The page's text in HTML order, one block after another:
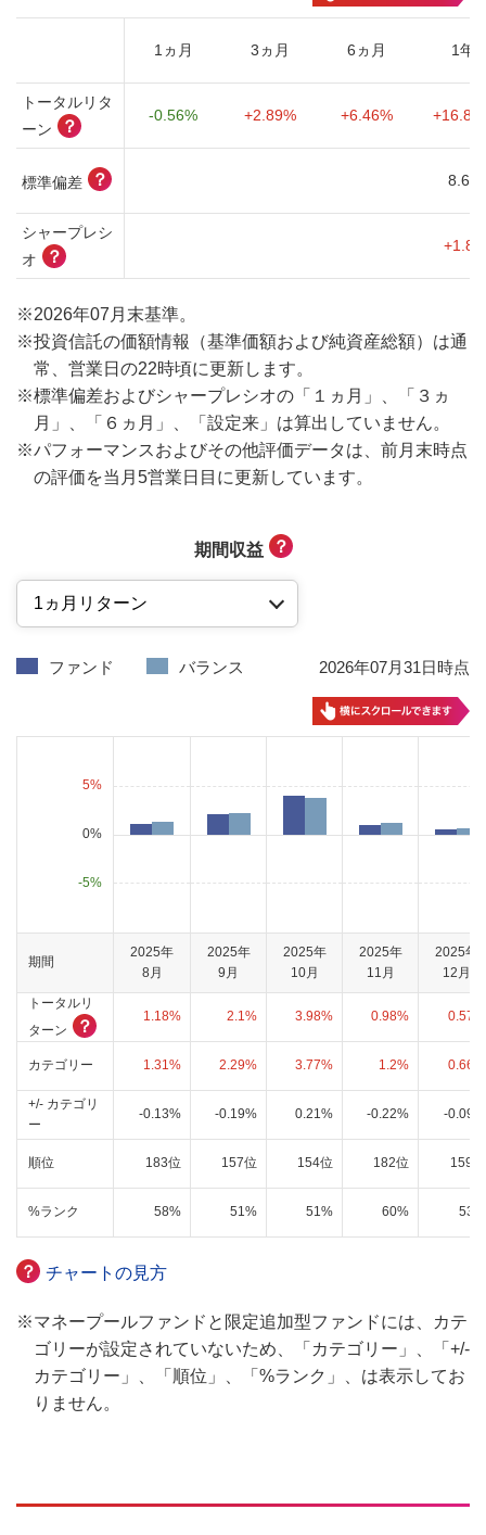
トータルリタ
ーン
？
標準偏差 ？
シャープレシ
オ
？
1ヵ月 3ヵ月 6ヵ月 1年
-0.56% +2.89% +6.46%
8.66
+1.86
※2026年07月末基準。
※投資信託の価額情報（基準価額および純資産総額）は通
常、営業日の22時頃に更新します。
※標準偏差およびシャープレシオの「１ヵ月」、「３ヵ
月」、「６ヵ月」、「設定来」は算出していません。
※パフォーマンスおよびその他評価データは、前月末時点
の評価を当月5営業日目に更新しています。
期間収益 ？
ファンド バランス 2026年07月31日時点
5%
0%
-5%
期間
トータルリ
ターン
？
カテゴリー
+/- カテゴリ
ー
順位
%ランク
2025年
8月
2025年
9月
2025年
10月
2025年
11月
2025年
12月
1.18% 2.1% 3.98% 0.98% 0.57%
1.31% 2.29% 3.77% 1.2% 0.66%
-0.13% -0.19% 0.21% -0.22% -0.09%
183位 157位 154位 182位 159位
58% 51% 51% 60% 53%
？ チャートの見方
※マネープールファンドと限定追加型ファンドには、カテ
ゴリーが設定されていないため、「カテゴリー」、「+/-
カテゴリー」、「順位」、「%ランク」、は表示してお
りません。